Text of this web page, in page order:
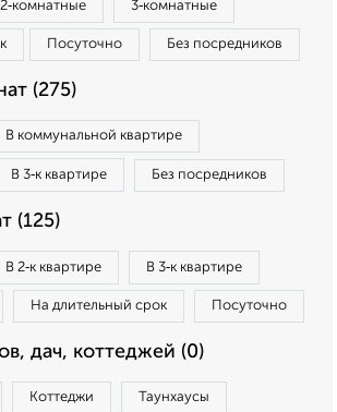
2‑комнатные 3‑комнатные
Посуточно Без посредников
(275)
В коммунальной квартире
В 3‑к квартире Без посредников
(125)
В 2‑к квартире В 3‑к квартире
На длительный срок Посуточно
дач, коттеджей (0)
Коттеджи Таунхаусы